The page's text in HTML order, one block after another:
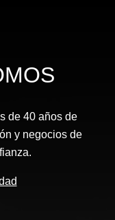
de 40 años de
y negocios de